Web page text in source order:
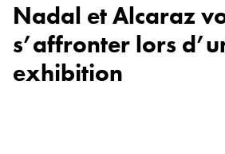
Nadal et Alcaraz
s’affronter lors
exhibition